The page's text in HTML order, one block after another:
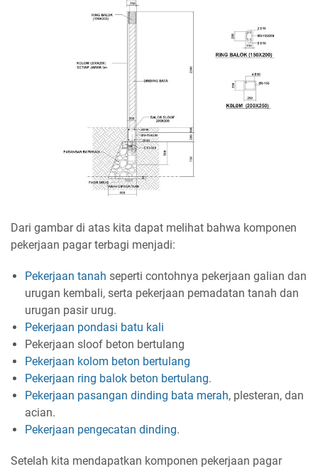
Dari gambar di atas kita dapat melihat bahwa komponen
pekerjaan pagar terbagi menjadi:
Pekerjaan tanah seperti contohnya pekerjaan galian dan
urugan kembali, serta pekerjaan pemadatan tanah dan
urugan pasir urug.
Pekerjaan pondasi batu kali
Pekerjaan sloof beton bertulang
Pekerjaan kolom beton bertulang
Pekerjaan ring balok beton bertulang.
Pekerjaan pasangan dinding bata merah, plesteran, dan
acian.
Pekerjaan pengecatan dinding.
Setelah kita mendapatkan komponen pekerjaan pagar